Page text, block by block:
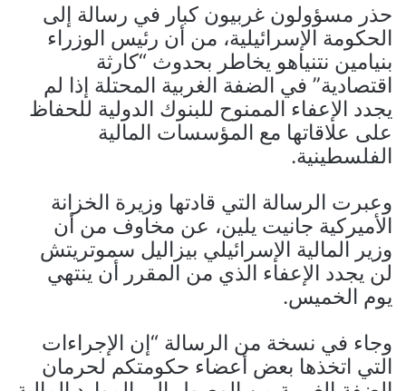
حذر مسؤولون غربيون كبار في رسالة إلى
الحكومة الإسرائيلية، من أن رئيس الوزراء
بنيامين نتنياهو يخاطر بحدوث “كارثة
اقتصادية” في الضفة الغربية المحتلة إذا لم
يجدد الإعفاء الممنوح للبنوك الدولية للحفاظ
على علاقاتها مع المؤسسات المالية
الفلسطينية.
وعبرت الرسالة التي قادتها وزيرة الخزانة
الأميركية جانيت يلين، عن مخاوف من أن
وزير المالية الإسرائيلي بيزاليل سموتريتش
لن يجدد الإعفاء الذي من المقرر أن ينتهي
يوم الخميس.
وجاء في نسخة من الرسالة “إن الإجراءات
التي اتخذها بعض أعضاء حكومتكم لحرمان